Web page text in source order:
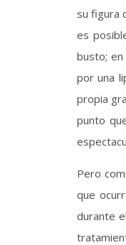
su figura
es
busto;
por una
propia
punto
Pero
que
durante